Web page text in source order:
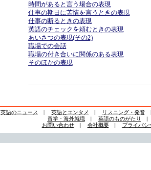
時間があると言う場合の表現
仕事の期日に苦情を言うときの表現
仕事の断るときの表現
英語のチェックを頼むときの表現
あいさつの表現(その2)
職場での会話
職場の付き合いに関係のある表現
そのほかの表現
英語のニュース | 英語とエンタメ | リスニング・発音
留学・海外就職| 英語のものがたり
お問い合わせ| 会社概要| プライバシ